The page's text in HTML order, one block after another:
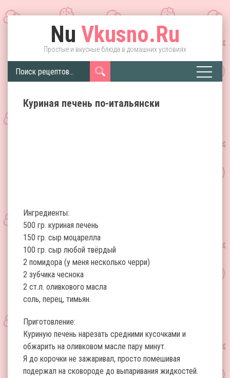
Nu Vkusno.Ru
Простые и вкусные блюда в домашних условиях
Куриная печень по-итальянски
Ингредиенты:
500 гр. куриная печень
150 гр. сыр моцарелла
100 гр. сыр любой твёрдый
2 помидора (у меня несколько черри)
2 зубчика чеснока
2 ст.л. оливкового масла
соль, перец, тимьян.
Приготовление:
Куриную печень нарезать средними кусочками и
обжарить на оливковом масле пару минут.
Я до корочки не зажаривал, просто помешивая
подержал на сковороде до выпаривания жидкостей.